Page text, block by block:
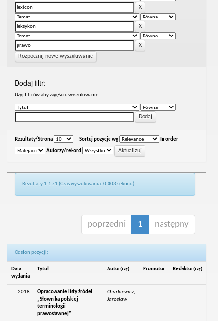
Rozpocznij nowe wyszukiwanie
Dodaj filtr:
Uzyj filtrów aby zagęścić wyszukiwanie.
Rezultaty/Strona Sortuj pozycje wg In order
Autorzy/rekord
Rezultaty 1-1 z 1 (Czas wyszukiwania: 0.003 sekund).
poprzedni 1 następny
Odsłon pozycji:
Data
wydania
Tytuł Autor(rzy) Promotor Redaktor(rzy)
2018
Opracowanie listy źródeł
„Słownika polskiej
terminologii
prawosławnej”
Charkiewicz,
Jarosław
- -